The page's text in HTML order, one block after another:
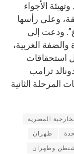
الأجواء
وعلى رأسها
ودعت إلى
الغربية،
استحقاقات
ترامب
المرحلة الثانية
المصرية
طهران
وطهران